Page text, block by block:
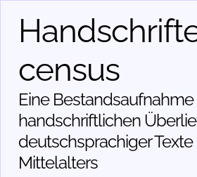
census
Eine Bestandsaufnahme
handschriftlichen
deutschsprachiger
Mittelalters